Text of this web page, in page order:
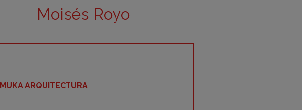
Moisés Royo
MUKA ARQUITECTURA